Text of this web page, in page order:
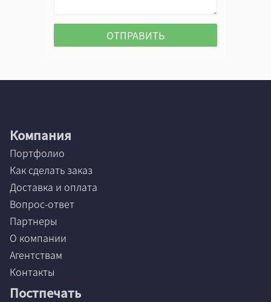
Компания
Портфолио
Как сделать заказ
Доставка и оплата
Вопрос-ответ
Партнеры
О компании
Агентствам
Контакты
Постпечать